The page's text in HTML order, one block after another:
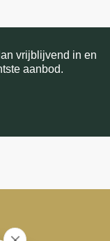
vrijblijvend in en
aanbod.